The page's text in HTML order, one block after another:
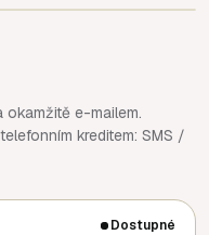
e-mailem.
kreditem: SMS /
Dostupné